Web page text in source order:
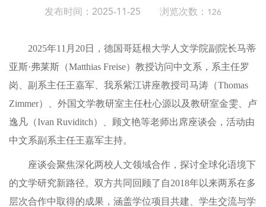
发布时间：2025-11-25 浏览次数： 126
2025年11月20日，德国哥廷根大学人文学院副院长马蒂
亚斯·弗莱斯（Matthias Freise）教授访问中文系，系主任罗
岗、副系主任王嘉军、我系紫江讲座教授司马涛（Thomas
Zimmer）、外国文学教研室主任杜心源以及教研室金雯、卢
逸凡（Ivan Ruviditch）、顾文艳等老师出席座谈会，活动由
中文系副系主任王嘉军主持。
座谈会聚焦深化两校人文领域合作，探讨全球化语境下
的文学研究新路径。双方共同回顾了自2018年以来两系在多
层次合作中取得的成果，涵盖学位项目共建、学生交流与学